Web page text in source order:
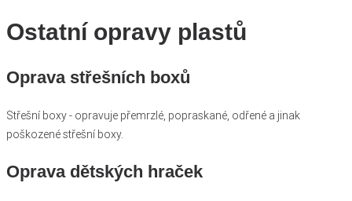
Ostatní opravy plastů
Oprava střešních boxů
Střešní boxy - opravuje přemrzlé, popraskané, odřené a jinak
poškozené střešní boxy.
Oprava dětských hraček